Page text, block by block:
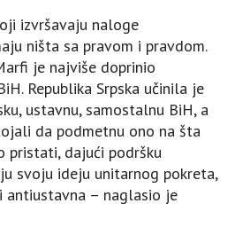
izvršavaju naloge
ništa sa pravom i pravdom.
je najviše doprinio
Republika Srpska učinila je
ustavnu, samostalnu BiH, a
da podmetnu ono na šta
pristati, dajući podršku
svoju ideju unitarnog pokreta,
– naglasio je